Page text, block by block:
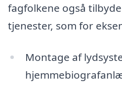
fagfolkene også
tjenester, som for
Montage af